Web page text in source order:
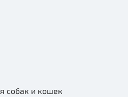
собак и кошек